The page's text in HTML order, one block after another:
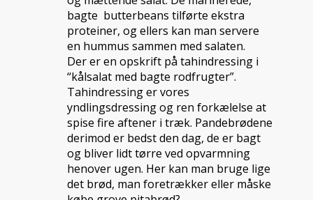
bagte butterbeans tilførte ekstra
proteiner, og ellers kan man servere
en hummus sammen med salaten.
Der er en opskrift på tahindressing i
“kålsalat med bagte rodfrugter”.
Tahindressing er vores
yndlingsdressing og ren forkælelse at
spise fire aftener i træk. Pandebrødene
derimod er bedst den dag, de er bagt
og bliver lidt tørre ved opvarmning
henover ugen. Her kan man bruge lige
det brød, man foretrækker eller måske